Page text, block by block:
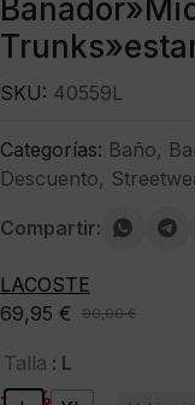
90,00€
El
precio
original
69,95 €
El
precio
actual
-22%
Talla : L
SKU: 40559L
Categorías: Baño,
Descuento,
Compartir:
LACOSTE